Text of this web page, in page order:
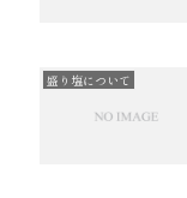
盛り塩について